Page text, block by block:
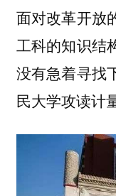
面对改革开放
工科的知识结
没有急着寻找
民大学攻读计